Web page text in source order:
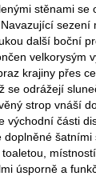
stěnami se
sezení
další boční
velkorysým
krajiny přes
se odrážejí
strop vnáší
východní části
šatními
úsporně a